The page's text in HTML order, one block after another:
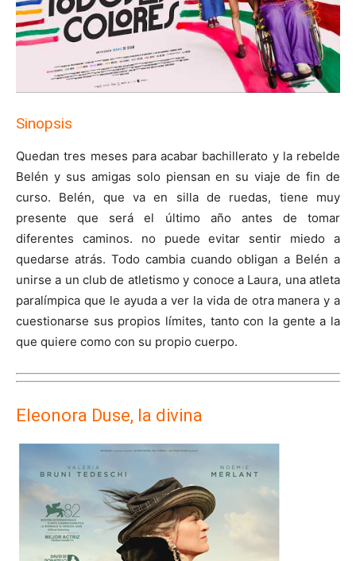
Sinopsis
Quedan tres meses para acabar bachillerato y la rebelde
Belén y sus amigas solo piensan en su viaje de fin de
curso. Belén, que va en silla de ruedas, tiene muy
presente que será el último año antes de tomar
diferentes caminos. no puede evitar sentir miedo a
quedarse atrás. Todo cambia cuando obligan a Belén a
unirse a un club de atletismo y conoce a Laura, una atleta
paralímpica que le ayuda a ver la vida de otra manera y a
cuestionarse sus propios límites, tanto con la gente a la
que quiere como con su propio cuerpo.
Eleonora Duse, la divina